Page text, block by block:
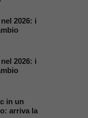
2026: i
2026: i
in un
arriva la